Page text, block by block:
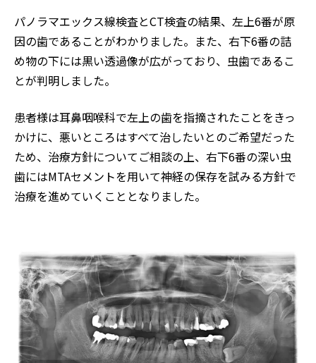
パノラマエックス線検査とCT検査の結果、左上6番が原
因の歯であることがわかりました。また、右下6番の詰
め物の下には黒い透過像が広がっており、虫歯であるこ
とが判明しました。
患者様は耳鼻咽喉科で左上の歯を指摘されたことをきっ
かけに、悪いところはすべて治したいとのご希望だった
ため、治療方針についてご相談の上、右下6番の深い虫
歯にはMTAセメントを用いて神経の保存を試みる方針で
治療を進めていくこととなりました。